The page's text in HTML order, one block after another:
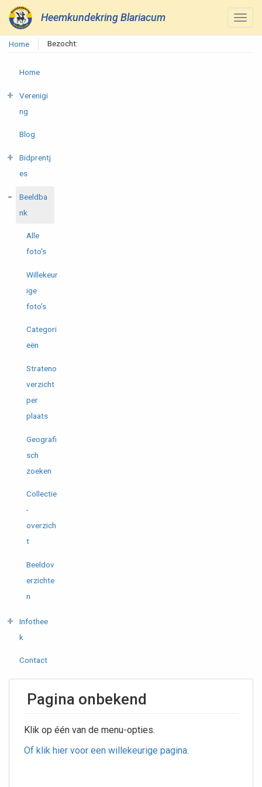
Heemkundekring Blariacum
Home Bezocht:
Home
Verenigi
ng
Blog
Bidprentj
es
Beeldba
nk
Alle
foto's
Willekeur
ige
foto's
Categori
eën
Strateno
verzicht
per
plaats
Geografi
sch
zoeken
Collectie
-
overzich
t
Beeldov
erzichte
n
Infothee
k
Contact
Pagina onbekend
Klik op één van de menu-opties.
Of klik hier voor een willekeurige pagina.